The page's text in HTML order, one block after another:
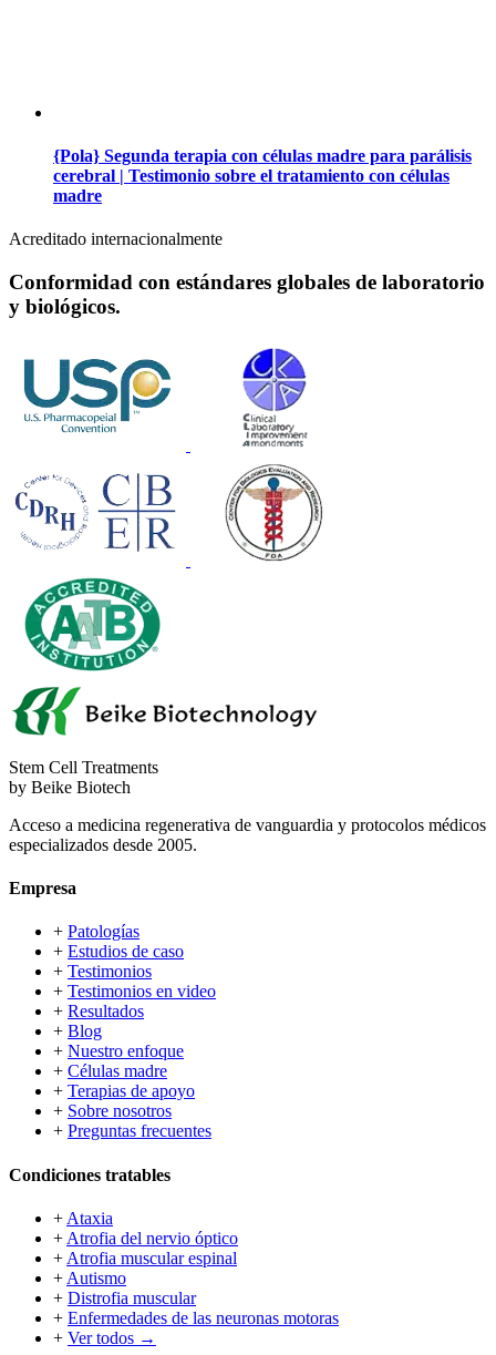
{Pola} Segunda terapia con células madre para parálisis
cerebral | Testimonio sobre el tratamiento con células
madre
Acreditado internacionalmente
Conformidad con estándares globales de laboratorio
y biológicos.
Stem Cell Treatments
by Beike Biotech
Acceso a medicina regenerativa de vanguardia y protocolos médicos
especializados desde 2005.
Empresa
+ Patologías
+ Estudios de caso
+ Testimonios
+ Testimonios en video
+ Resultados
+ Blog
+ Nuestro enfoque
+ Células madre
+ Terapias de apoyo
+ Sobre nosotros
+ Preguntas frecuentes
Condiciones tratables
+ Ataxia
+ Atrofia del nervio óptico
+ Atrofia muscular espinal
+ Autismo
+ Distrofia muscular
+ Enfermedades de las neuronas motoras
+ Ver todos →